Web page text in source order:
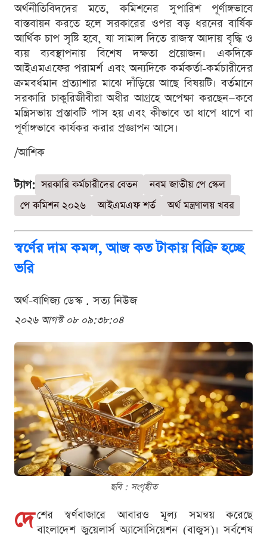
অর্থনীতিবিদদের মতে, কমিশনের সুপারিশ পূর্ণাঙ্গভাবে
বাস্তবায়ন করতে হলে সরকারের ওপর বড় ধরনের বার্ষিক
আর্থিক চাপ সৃষ্টি হবে, যা সামাল দিতে রাজস্ব আদায় বৃদ্ধি ও
ব্যয় ব্যবস্থাপনায় বিশেষ দক্ষতা প্রয়োজন। একদিকে
আইএমএফের পরামর্শ এবং অন্যদিকে কর্মকর্তা-কর্মচারীদের
ক্রমবর্ধমান প্রত্যাশার মাঝে দাঁড়িয়ে আছে বিষয়টি। বর্তমানে
সরকারি চাকুরিজীবীরা অধীর আগ্রহে অপেক্ষা করছেন—কবে
মন্ত্রিসভায় প্রস্তাবটি পাস হয় এবং কীভাবে তা ধাপে ধাপে বা
পূর্ণাঙ্গভাবে কার্যকর করার প্রজ্ঞাপন আসে।
/আশিক
ট্যাগ: সরকারি কর্মচারীদের বেতন
নবম জাতীয় পে স্কেল
পে কমিশন ২০২৬
আইএমএফ শর্ত অর্থ মন্ত্রণালয় খবর
স্বর্ণের দাম কমল, আজ কত টাকায় বিক্রি হচ্ছে
ভরি
অর্থ-বাণিজ্য ডেস্ক . সত্য নিউজ
২০২৬ আগস্ট ০৮ ০৯:৩৮:০৪
ছবি : সংগৃহীত
দে শের স্বর্ণবাজারে আবারও মূল্য সমন্বয় করেছে
বাংলাদেশ জুয়েলার্স অ্যাসোসিয়েশন (বাজুস)। সর্বশেষ